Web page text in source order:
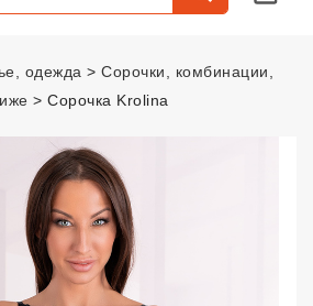
одежда
Сорочки, комбинации,
Сорочка Krolina
Сорочка Krolina